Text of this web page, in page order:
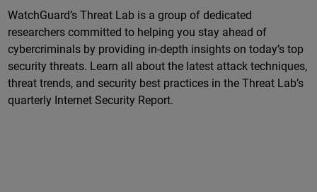
WatchGuard’s Threat Lab is a group of dedicated
researchers committed to helping you stay ahead of
cybercriminals by providing in-depth insights on today’s top
security threats. Learn all about the latest attack techniques,
threat trends, and security best practices in the Threat Lab’s
quarterly Internet Security Report.